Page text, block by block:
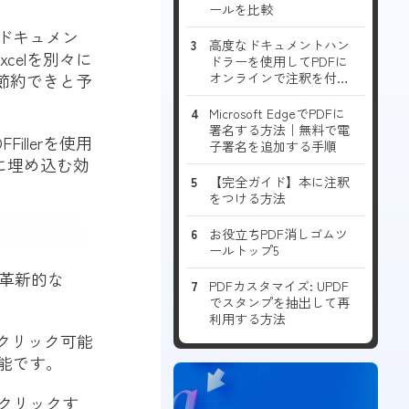
キュメン
を別々に
約できと予
を使用
埋め込む効
新的な
リック可能
す。
リックす
ールを比較
高度なドキュメントハン
ドラーを使用してPDFに
オンラインで注釈を付け
る方法
Microsoft EdgeでPDFに
署名する方法｜無料で電
子署名を追加する手順
【完全ガイド】本に注釈
をつける方法
お役立ちPDF消しゴムツ
ールトップ5
PDFカスタマイズ: UPDF
でスタンプを抽出して再
利用する方法